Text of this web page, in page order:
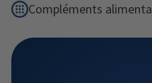
Compléments